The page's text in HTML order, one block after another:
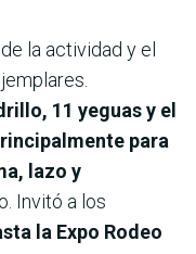
la actividad y el
11 yeguas y el
para
lazo y
Invitó a los
la Expo Rodeo